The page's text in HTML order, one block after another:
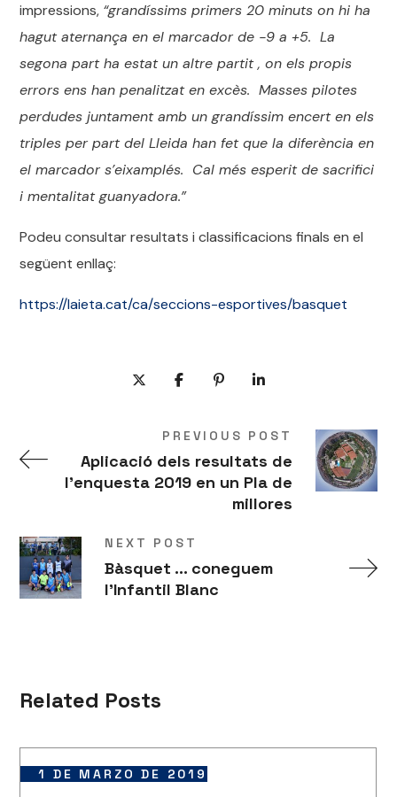
impressions, “grandíssims primers 20 minuts on hi ha
hagut aternança en el marcador de -9 a +5. La
segona part ha estat un altre partit , on els propis
errors ens han penalitzat en excès. Masses pilotes
perdudes juntament amb un grandíssim encert en els
triples per part del Lleida han fet que la diferència en
el marcador s’eixamplés. Cal més esperit de sacrifici
i mentalitat guanyadora.”
Podeu consultar resultats i classificacions finals en el
següent enllaç:
https://laieta.cat/ca/seccions-esportives/basquet
PREVIOUS POST
Aplicació dels resultats de
l’enquesta 2019 en un Pla de
millores
NEXT POST
Bàsquet ... coneguem
l'Infantil Blanc
Related Posts
1 DE MARZO DE 2019